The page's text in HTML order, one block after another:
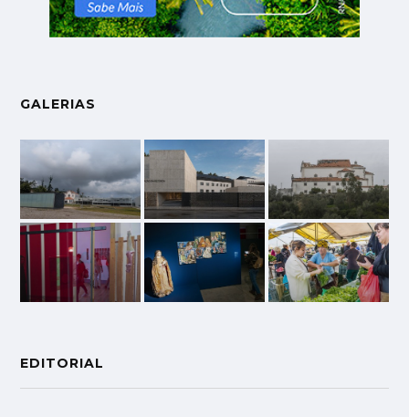
GALERIAS
EDITORIAL